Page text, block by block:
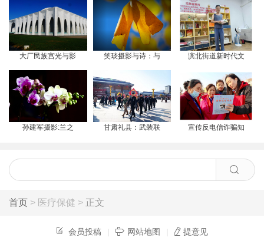
大厂民族宫光与影 笑琰摄影与诗：与 滨北街道新时代文
孙建军摄影:兰之 甘肃礼县：武装联 宣传反电信诈骗知
首页 > 医疗保健 > 正文
会员投稿 | 网站地图 | 提意见